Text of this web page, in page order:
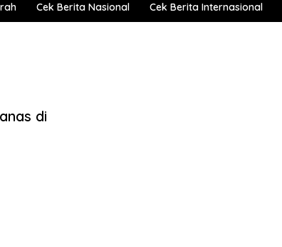
Cek Berita Nasional Cek Berita Internasional
di